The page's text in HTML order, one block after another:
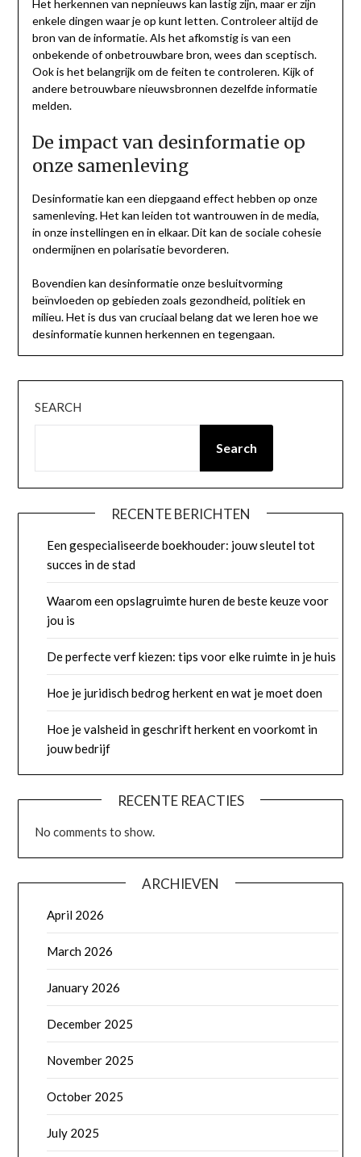
Het herkennen van nepnieuws kan lastig zijn, maar er zijn
enkele dingen waar je op kunt letten. Controleer altijd de
bron van de informatie. Als het afkomstig is van een
onbekende of onbetrouwbare bron, wees dan sceptisch.
Ook is het belangrijk om de feiten te controleren. Kijk of
andere betrouwbare nieuwsbronnen dezelfde informatie
melden.
De impact van desinformatie op
onze samenleving
Desinformatie kan een diepgaand effect hebben op onze
samenleving. Het kan leiden tot wantrouwen in de media,
in onze instellingen en in elkaar. Dit kan de sociale cohesie
ondermijnen en polarisatie bevorderen.
Bovendien kan desinformatie onze besluitvorming
beïnvloeden op gebieden zoals gezondheid, politiek en
milieu. Het is dus van cruciaal belang dat we leren hoe we
desinformatie kunnen herkennen en tegengaan.
SEARCH
Search
RECENTE BERICHTEN
Een gespecialiseerde boekhouder: jouw sleutel tot
succes in de stad
Waarom een opslagruimte huren de beste keuze voor
jou is
De perfecte verf kiezen: tips voor elke ruimte in je huis
Hoe je juridisch bedrog herkent en wat je moet doen
Hoe je valsheid in geschrift herkent en voorkomt in
jouw bedrijf
RECENTE REACTIES
No comments to show.
ARCHIEVEN
April 2026
March 2026
January 2026
December 2025
November 2025
October 2025
July 2025